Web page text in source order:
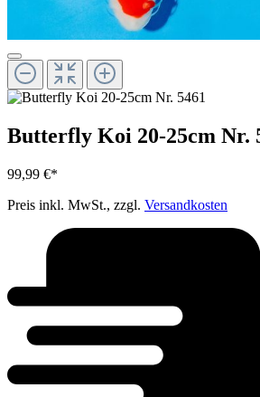
Butterfly Koi 20-25cm Nr.
99,99 €*
Preis inkl. MwSt., zzgl. Versandkosten